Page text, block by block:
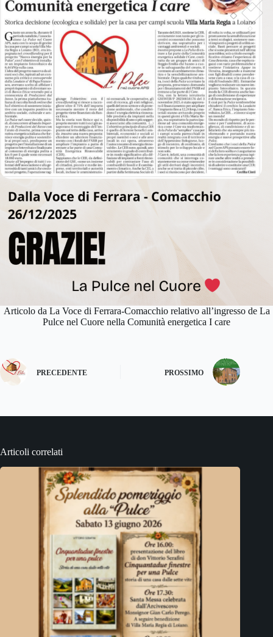
Articolo da La Voce di Ferrara-Comacchio relativo all’ingresso de La
Pulce nel Cuore nella Comunità energetica I care
PRECEDENTE PROSSIMO
Articoli correlati